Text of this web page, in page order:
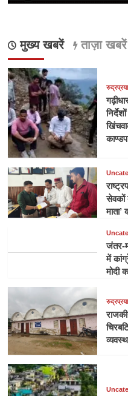
मुख्य खबरें ताज़ा खबरें
सेवकों
माता’
जंतर-
में
मोदी